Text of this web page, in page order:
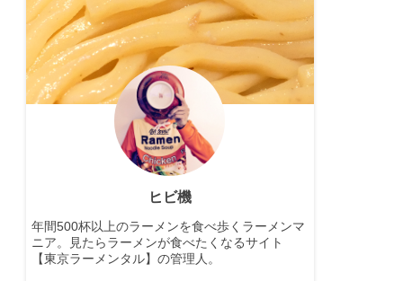
ヒビ機
年間500杯以上のラーメンを食べ歩くラーメンマ
ニア。見たらラーメンが食べたくなるサイト
【東京ラーメンタル】の管理人。